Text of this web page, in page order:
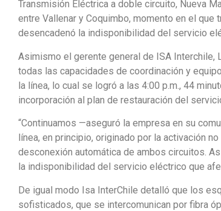
Transmisión Eléctrica a doble circuito, Nueva
entre Vallenar y Coquimbo, momento en el
desencadenó la indisponibilidad del servicio
Asimismo el gerente general de ISA Interchile,
todas las capacidades de coordinación y
la línea, lo cual se logró a las 4:00 p.m., 44
incorporación al plan de restauración del
“Continuamos —aseguró la empresa en su
línea, en principio, originado por la activación
desconexión automática de ambos circuitos.
la indisponibilidad del servicio eléctrico que
De igual modo Isa InterChile detalló que los
sofisticados, que se intercomunican por fibra